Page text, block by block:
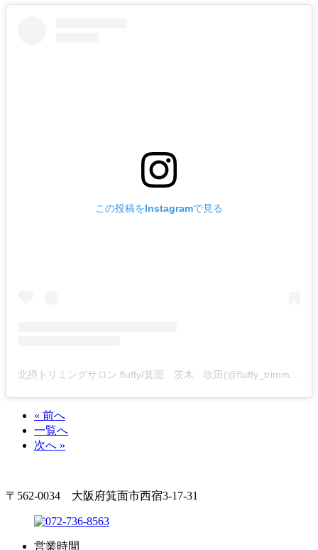
この投稿をInstagramで見る
北摂トリミングサロン fluffy/箕面 茨木 吹田(@fluffy_trimming)がシェアした投稿
« 前へ
一覧へ
次へ »
〒562-0034 大阪府箕面市西宿3-17-31
営業時間